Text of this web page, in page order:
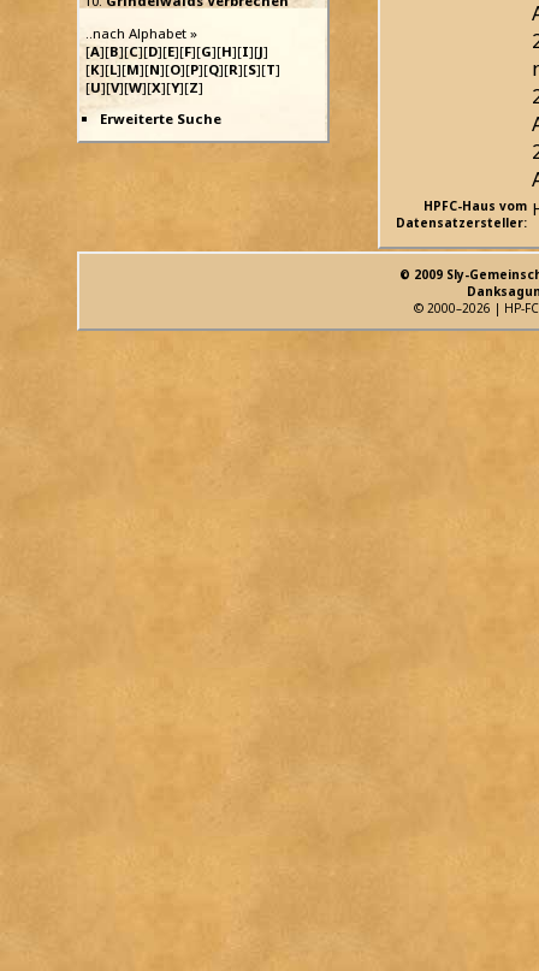
..nach Alphabet »
[A][B][C][D][E][F][G][H][I][J]
[K][L][M][N][O][P][Q][R][S][T]
[U][V][W][X][Y][Z]
Erweiterte Suche
HPFC-Haus vom
Datensatzersteller:
© 2009 Sly-
© 2000–2026 | HP-